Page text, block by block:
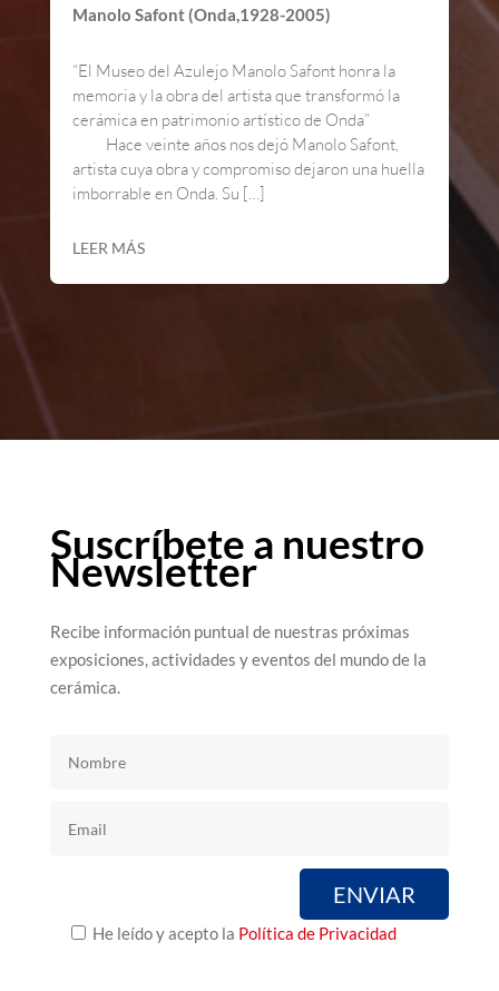
Manolo Safont (Onda,1928-2005)
“El Museo del Azulejo Manolo Safont honra la
memoria y la obra del artista que transformó la
cerámica en patrimonio artístico de Onda”
Hace veinte años nos dejó Manolo Safont,
artista cuya obra y compromiso dejaron una huella
imborrable en Onda. Su […]
LEER MÁS
Suscríbete a nuestro
Newsletter
Recibe información puntual de nuestras próximas
exposiciones, actividades y eventos del mundo de la
cerámica.
He leído y acepto la Política de Privacidad